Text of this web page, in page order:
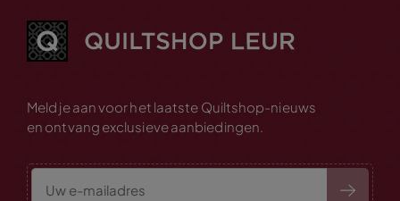
Meld je aan voor het laatste Quiltshop-nieuws
en ontvang exclusieve aanbiedingen.